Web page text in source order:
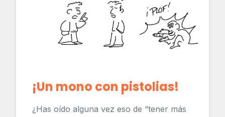
¡Un mono con pistolias!
¿Has oído alguna vez eso de “tener más